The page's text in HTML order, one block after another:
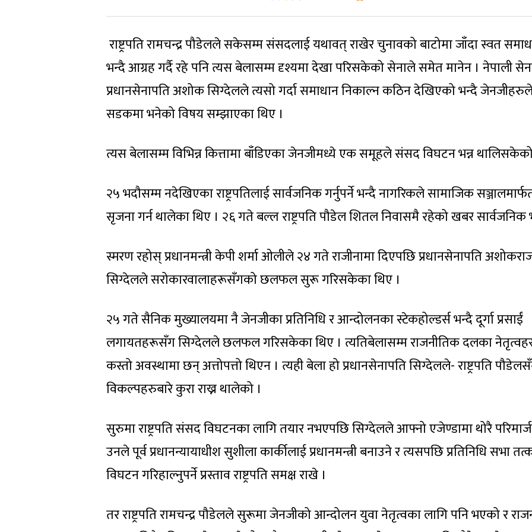
राष्ट्रपति रामचन्द्र पौडेलले सकेसम्म संसदलाई यथावत् राखेर चुनावको बाटोमा जाँदा स्वत
भन्दै आग्रह गर्दै रहे पनि त्यस बेलासम्म दृश्यमा देखा परिसकेको सेनाले समेत मानेन । नेपाली
प्रधानसेनापति अशोक सिग्देलले त्यसो गर्दा समाधान निकाल्न कठिन देखिएको भन्दै
सडकमा भनेको विषय सम्झाएका थिए ।
त्यस बेलासम्म विभिन्न कित्तामा बाँडिएका जेनजीमध्ये एक समूहले संसद विघटन भन्न थालिसकेको
२५ भदौसम्म नदेखिएका राष्ट्रपतिलाई सार्वजनिक गर्नुपर्ने भन्दै नागरिकले सामाजिक
सृजना गर्न थालेका थिए । २६ गते बल्ल राष्ट्रपति पौडेल शितल निवासमै रहेको खबर सार्वजनिक
स्मरण रहोस् प्रधानमन्त्री केपी शर्मा ओलीले २४ गते राजीनामा दिएपछि प्रधानसेनापति
सिग्देलले सरोकारवालाहरूसँगको छलफल सुरू गरिसकेका थिए ।
२५ गते सैनिक मुख्यालयमा नै जेनजीका प्रतिनिधि र आन्दोलनका स्टेकहोल्डर्स भन्दै दूर्गा प्रसाईं
लगायतहरूसँग सिग्देलले छलफल गरिसकेका थिए । त्यतिबेलासम्म राजनीतिक दलका
कस्तो अवस्थामा छन् अत्तोपत्तो थिएन । त्यही बेला हो प्रधानसेनापति सिग्देलले- राष्ट्रपति
विकल्पहरुबारे कुरा राख्न थालेको ।
सुरुमा राष्ट्रपति संसद विघटनका लागि तयार नभएपछि सिग्देलले आफ्नो एजेण्डामा थोरै
उनले पूर्व प्रधानन्यायाधीश सुशीला कार्कीलाई प्रधानमन्त्री बनाउने र त्यसपछि प्रतिनिधि सभा
विघटन गरिहाल्नुपर्ने प्रस्ताव राष्ट्रपति समक्ष राखे ।
तर राष्ट्रपति रामचन्द्र पौडेलले सुरूमा जेनजीको आन्दोलन युवा नेतृत्वका लागि पनि भएको र